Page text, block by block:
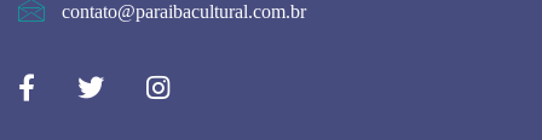
contato@paraibacultural.com.br